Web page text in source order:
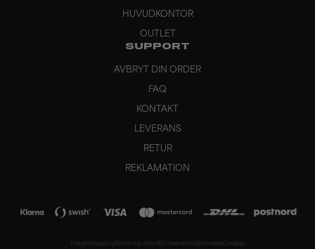
HUVUDKONTOR
OUTLET
SUPPORT
AVBRYT DIN ORDER
FAQ
KONTAKT
LEVERANS
RETUR
REKLAMATION
IntegritetspolicyAllmänna villkor Cookies